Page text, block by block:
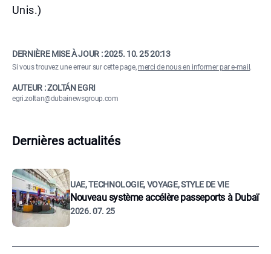
Unis.)
DERNIÈRE MISE À JOUR :2025. 10. 25 20:13
Si vous trouvez une erreur sur cette page,merci de nous en informer par e-mail .
AUTEUR : ZOLTÁN EGRI
egri.zoltan@dubainewsgroup.com
Dernières actualités
UAE, TECHNOLOGIE, VOYAGE, STYLE DE VIE
Nouveau système accélère passeports à Dubaï
2026. 07. 25